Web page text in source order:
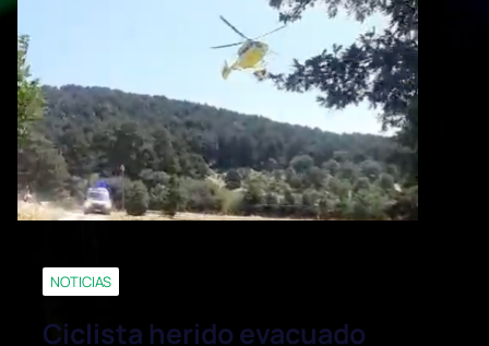
NOTICIAS
Ciclista herido evacuado